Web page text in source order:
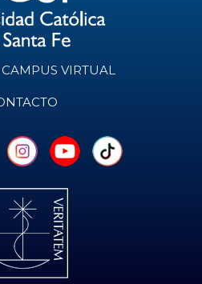
CAMPUS VIRTUAL